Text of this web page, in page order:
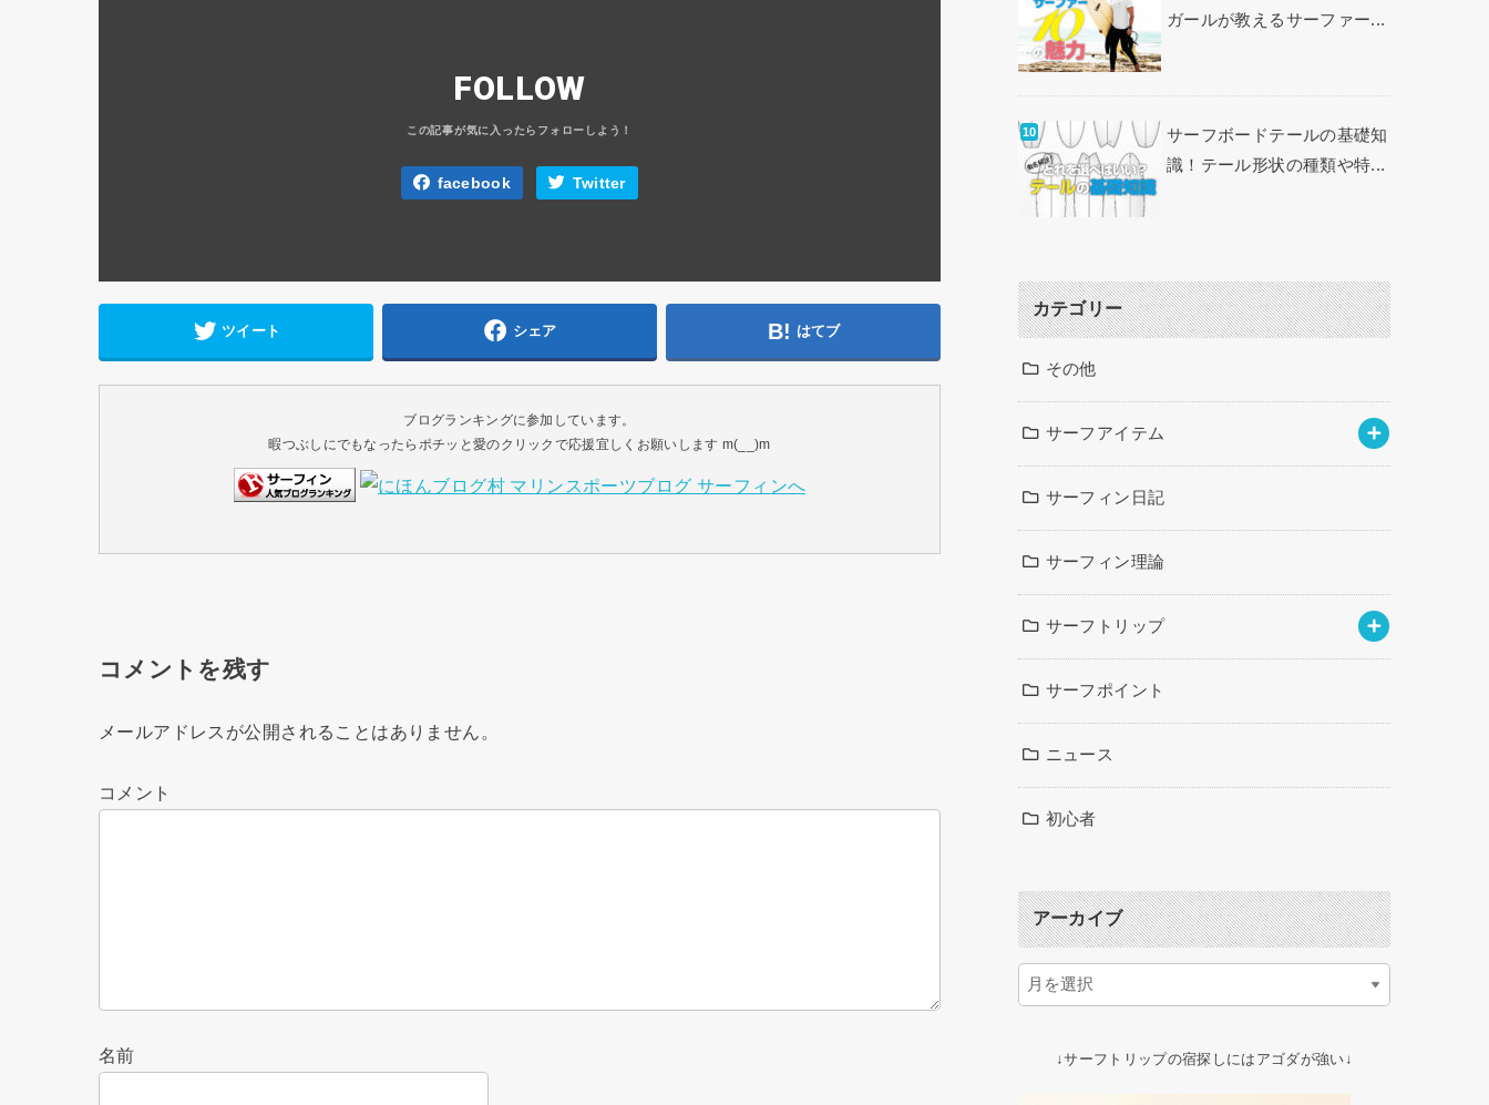
FOLLOW
facebook Twitter
ツイート シェア はてブ
ブログランキングに参加しています。
暇つぶしにでもなったらポチッと愛のクリックで応援宜しくお願いします m(__)m
コメントを残す
メールアドレスが公開されることはありません。
コメント
名前
ガールが教えるサーファー...
サーフボードテールの基礎知
識！テール形状の種類や特...
カテゴリー
その他
サーフアイテム
サーフィン日記
サーフィン理論
サーフトリップ
サーフポイント
ニュース
初心者
アーカイブ
↓サーフトリップの宿探しにはアゴダが強い↓